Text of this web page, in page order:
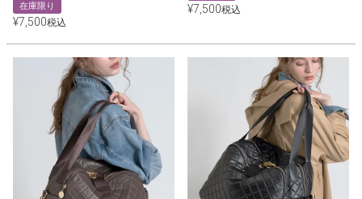
在庫限り
¥7,500税込
¥7,500税込